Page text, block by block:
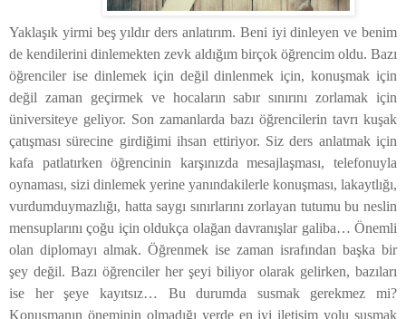
Yaklaşık yirmi beş yıldır ders anlatırım. Beni iyi dinleyen ve benim
de kendilerini dinlemekten zevk aldığım birçok öğrencim oldu. Bazı
öğrenciler ise dinlemek için değil dinlenmek için, konuşmak için
değil zaman geçirmek ve hocaların sabır sınırını zorlamak için
üniversiteye geliyor. Son zamanlarda bazı öğrencilerin tavrı kuşak
çatışması sürecine girdiğimi ihsan ettiriyor. Siz ders anlatmak için
kafa patlatırken öğrencinin karşınızda mesajlaşması, telefonuyla
oynaması, sizi dinlemek yerine yanındakilerle konuşması, lakaytlığı,
vurdumduymazlığı, hatta saygı sınırlarını zorlayan tutumu bu neslin
mensuplarını çoğu için oldukça olağan davranışlar galiba… Önemli
olan diplomayı almak. Öğrenmek ise zaman israfından başka bir
şey değil. Bazı öğrenciler her şeyi biliyor olarak gelirken, bazıları
ise her şeye kayıtsız… Bu durumda susmak gerekmez mi?
Konuşmanın öneminin olmadığı yerde en iyi iletişim yolu susmak